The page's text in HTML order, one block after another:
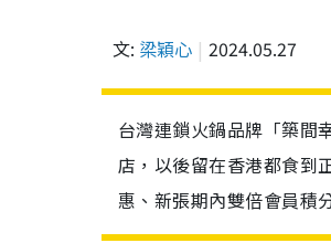
文: 梁穎心 2024.05.27
台灣連鎖火鍋品牌「築間
店，以後留在香港都食到
惠、新張期內雙倍會員積